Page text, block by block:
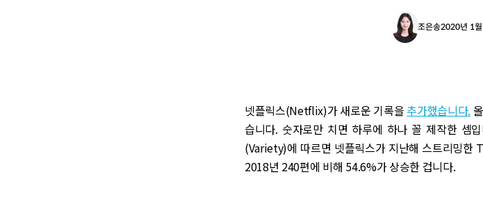
조은송2020년 1
넷플릭스(Netflix)가 새로운 기록을 추가했습니다.
습니다. 숫자로만 치면 하루에 하나 꼴 제작한 셈
(Variety)에 따르면 넷플릭스가 지난해 스트리밍한
2018년 240편에 비해 54.6%가 상승한 겁니다.